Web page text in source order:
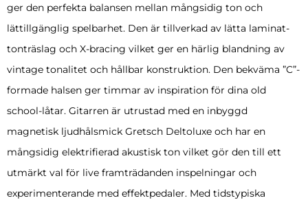
ger den perfekta balansen mellan mångsidig ton och
lättillgänglig spelbarhet. Den är tillverkad av lätta laminat-
tonträslag och X-bracing vilket ger en härlig blandning av
vintage tonalitet och hållbar konstruktion. Den bekväma ”C”-
formade halsen ger timmar av inspiration för dina old
school-låtar. Gitarren är utrustad med en inbyggd
magnetisk ljudhålsmick Gretsch Deltoluxe och har en
mångsidig elektrifierad akustisk ton vilket gör den till ett
utmärkt val för live framträdanden inspelningar och
experimenterande med effektpedaler. Med tidstypiska